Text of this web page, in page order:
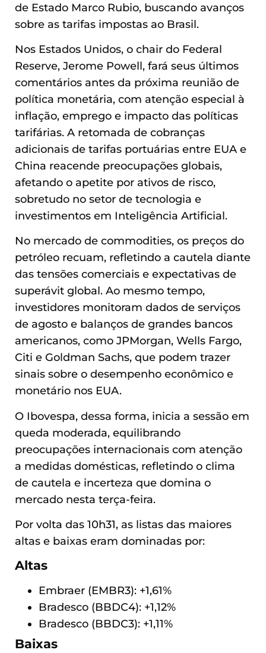
de Estado Marco Rubio, buscando avanços
sobre as tarifas impostas ao Brasil.
Nos Estados Unidos, o chair do Federal
Reserve, Jerome Powell, fará seus últimos
comentários antes da próxima reunião de
política monetária, com atenção especial à
inflação, emprego e impacto das políticas
tarifárias. A retomada de cobranças
adicionais de tarifas portuárias entre EUA e
China reacende preocupações globais,
afetando o apetite por ativos de risco,
sobretudo no setor de tecnologia e
investimentos em Inteligência Artificial.
No mercado de commodities, os preços do
petróleo recuam, refletindo a cautela diante
das tensões comerciais e expectativas de
superávit global. Ao mesmo tempo,
investidores monitoram dados de serviços
de agosto e balanços de grandes bancos
americanos, como JPMorgan, Wells Fargo,
Citi e Goldman Sachs, que podem trazer
sinais sobre o desempenho econômico e
monetário nos EUA.
O Ibovespa, dessa forma, inicia a sessão em
queda moderada, equilibrando
preocupações internacionais com atenção
a medidas domésticas, refletindo o clima
de cautela e incerteza que domina o
mercado nesta terça-feira.
Por volta das 10h31, as listas das maiores
altas e baixas eram dominadas por:
Altas
Embraer (EMBR3): +1,61%
Bradesco (BBDC4): +1,12%
Bradesco (BBDC3): +1,11%
Baixas